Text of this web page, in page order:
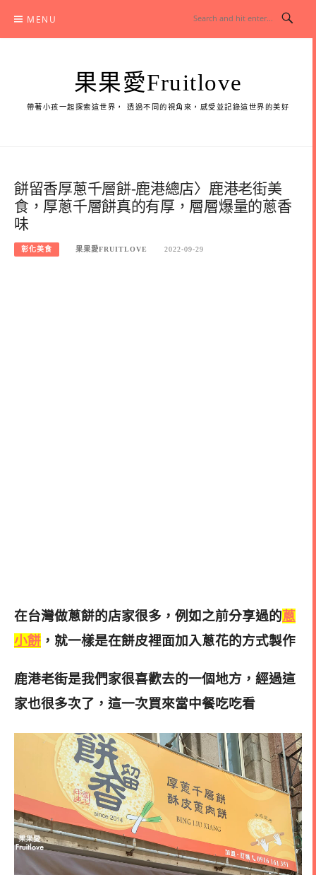
content
MENU
果果愛Fruitlove
帶著小孩一起探索這世界， 透過不同的視角來，感受並記錄這世界的美好
餅留香厚蔥千層餅-鹿港總店〉鹿港老街美
食，厚蔥千層餅真的有厚，層層爆量的蔥香
味
彰化美食 果果愛FRUITLOVE 2022-09-29
在台灣做蔥餅的店家很多，例如之前分享過的蔥
小餅 ， 就一樣是在餅皮裡面加入蔥花的方式製作
鹿港老街是我們家很喜歡去的一個地方 ，經過這
家也很多次了，這一次買來當中餐吃吃看